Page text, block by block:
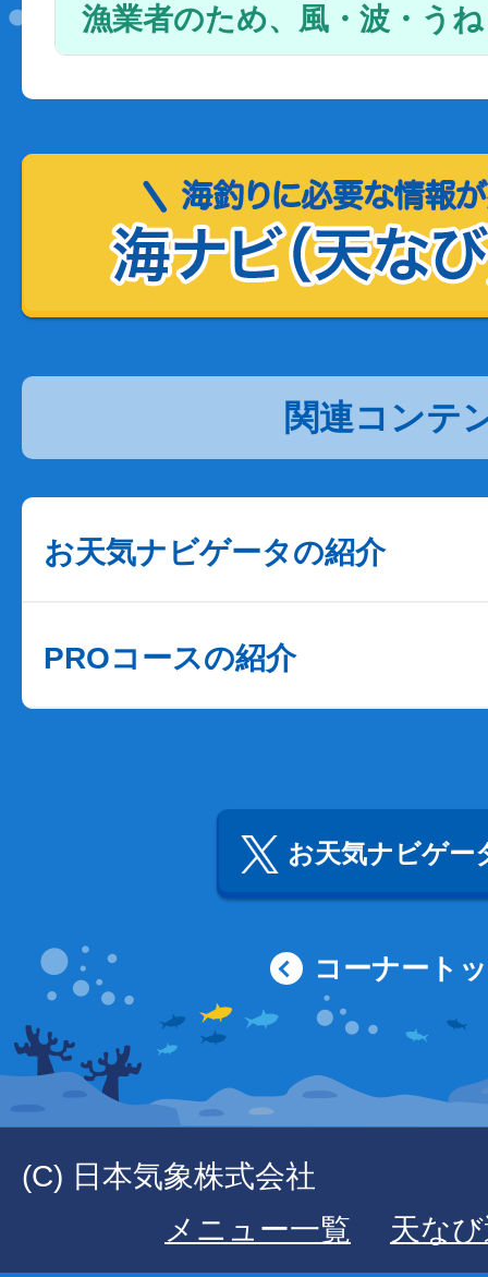
漁業者のため、風・波・う
関連コンテ
お天気ナビゲータの紹介
PROコースの紹介
お天気ナビゲー
コーナート
(C) 日本気象株式会社
メニュー一覧
天な